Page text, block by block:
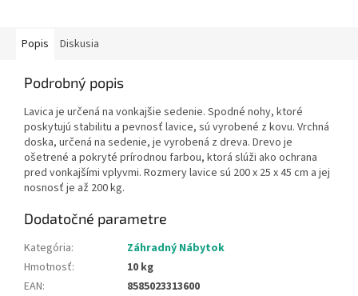
Popis Diskusia
Podrobný popis
Lavica je určená na vonkajšie sedenie. Spodné nohy, ktoré
poskytujú stabilitu a pevnosť lavice, sú vyrobené z kovu. Vrchná
doska, určená na sedenie, je vyrobená z dreva. Drevo je
ošetrené a pokryté prírodnou farbou, ktorá slúži ako ochrana
pred vonkajšími vplyvmi. Rozmery lavice sú 200 x 25 x 45 cm a jej
nosnosť je až 200 kg.
Dodatočné parametre
Kategória:
Záhradný Nábytok
Hmotnosť:
10 kg
EAN:
8585023313600